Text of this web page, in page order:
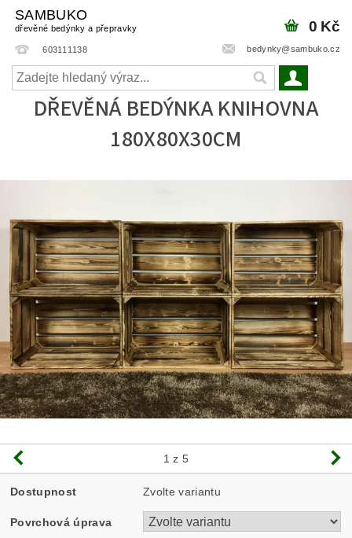
SAMBUKO
dřevěné bedýnky a přepravky
603111138 bedynky@sambuko.cz
0 Kč
DŘEVĚNÁ BEDÝNKA KNIHOVNA
180X80X30CM
1 z 5
Dostupnost Zvolte variantu
Povrchová úprava